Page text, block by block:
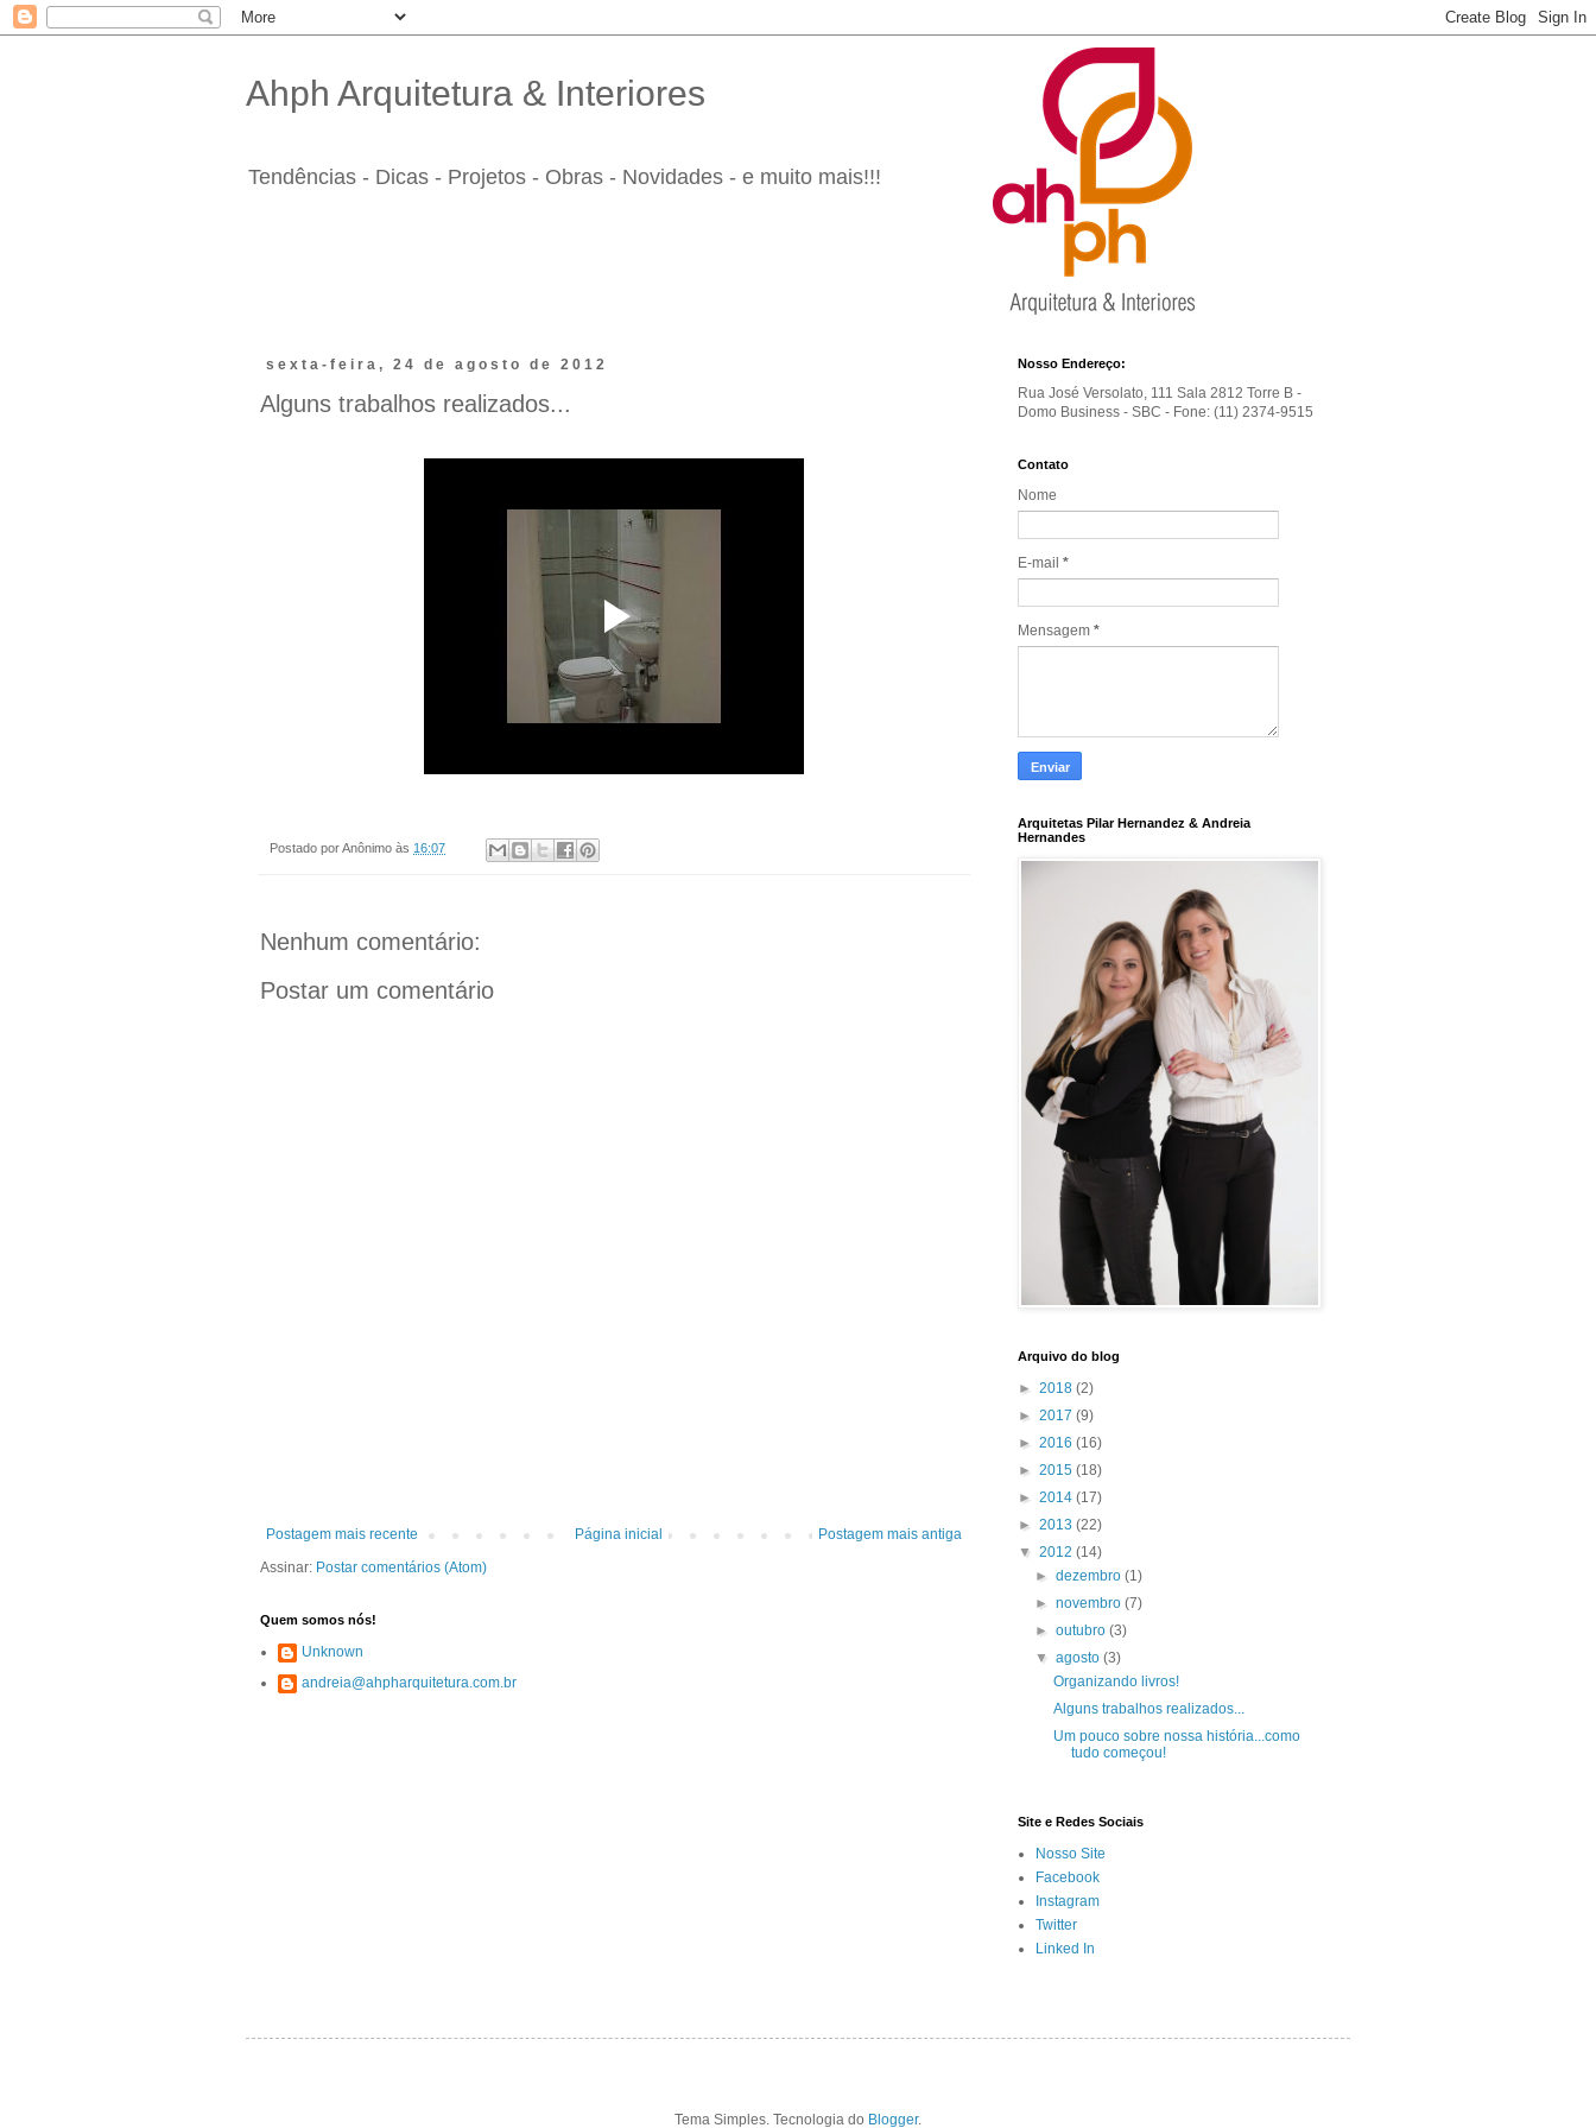
Ahph Arquitetura & Interiores
Tendências - Dicas - Projetos - Obras - Novidades - e muito mais!!!
sexta-feira, 24 de agosto de 2012
Alguns trabalhos realizados...
Postado porAnônimo às 16:07
Nenhum comentário:
Postar um comentário
Postagem mais recente Postagem mais antiga
Página inicial
Assinar: Postar comentários (Atom)
Quem somos nós!
Unknown
andreia@ahpharquitetura.com.br
Nosso Endereço:
Rua José Versolato, 111 Sala 2812 Torre B -
Domo Business - SBC - Fone: (11) 2374-9515
Contato
Nome
E-mail *
Mensagem *
Arquitetas Pilar Hernandez & Andreia
Hernandes
Arquivo do blog
► 2018 (2)
► 2017 (9)
► 2016 (16)
► 2015 (18)
► 2014 (17)
► 2013 (22)
▼ 2012 (14)
►dezembro(1)
►novembro(7)
►outubro(3)
▼agosto(3)
Organizando livros!
Alguns trabalhos realizados...
Um pouco sobre nossa história...como
tudo começou!
Site e Redes Sociais
Nosso Site
Facebook
Instagram
Twitter
Linked In
Tema Simples. Tecnologia do Blogger.